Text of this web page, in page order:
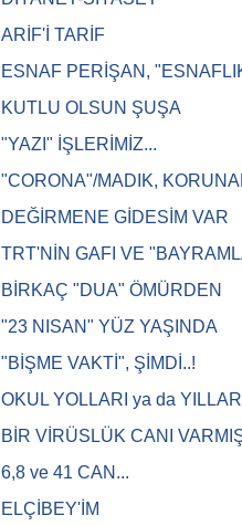
ARİF'İ TARİF
ESNAF PERİŞAN,
KUTLU OLSUN ŞUŞA
"YAZI" İŞLERİMİZ...
"CORONA"/MADIK,
DEĞİRMENE GİDESİM VAR
TRT'NİN GAFI VE
BİRKAÇ "DUA" ÖMÜRDEN
"23 NISAN" YÜZ YAŞINDA
"BİŞME VAKTİ", ŞİMDİ..!
OKUL YOLLARI ya da
BİR VİRÜSLÜK CANI
6,8 ve 41 CAN...
ELÇİBEY'İM